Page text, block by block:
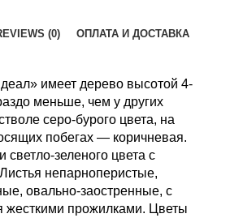
(0) ОПЛАТА И ДОСТАВКА
имеет дерево высотой 4-
меньше, чем у других
серо-бурого цвета, на
побегах — коричневая.
светло-зеленого цвета с
непарноперистые,
овально-заостренные, с
прожилками. Цветы